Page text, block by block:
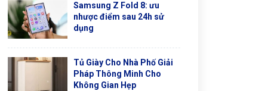
Samsung Z Fold 8: ưu
nhược điểm sau 24h sử
dụng
Tủ Giày Cho Nhà Phố Giải
Pháp Thông Minh Cho
Không Gian Hẹp